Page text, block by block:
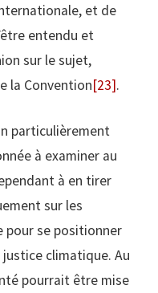
et de
entendu et
sur le sujet,
la Convention[23].
particulièrement
à examiner au
à en tirer
sur les
pour se positionner
climatique. Au
pourrait être mise